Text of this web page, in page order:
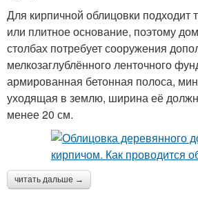
Для кирпичной облицовки подходит
или плитное основание, поэтому
столбах потребует сооружения
мелкозаглублённого ленточного
армированная бетонная полоса,
уходящая в землю, ширина её
менее 20 см.
читать дальше →